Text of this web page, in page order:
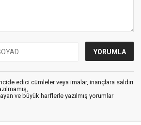
edici cümleler veya imalar, inançlara saldırı
ve büyük harflerle yazılmış yorumlar